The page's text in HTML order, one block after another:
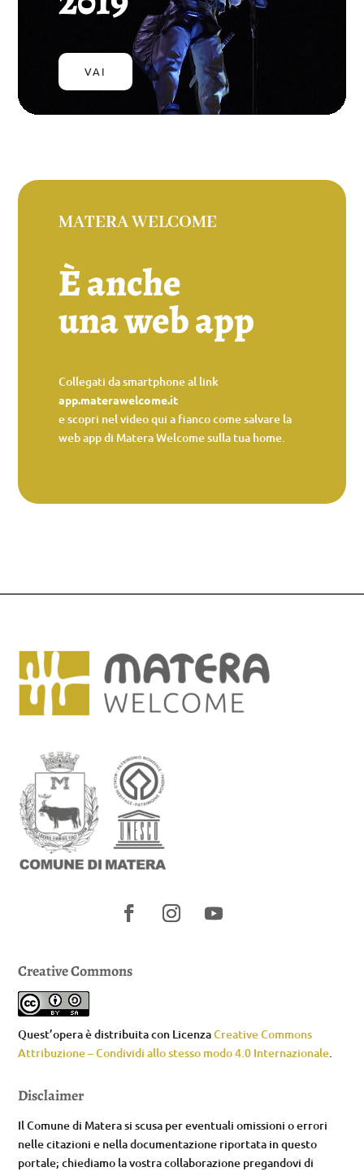
VAI
MATERA WELCOME
È anche
una web app
Collegati da smartphone al link
app.materawelcome.it
e scopri nel video qui a fianco come salvare la
web app di Matera Welcome sulla tua home.
Creative Commons
Quest’opera è distribuita con LicenzaCreative Commons
Attribuzione – Condividi allo stesso modo 4.0 Internazionale.
Disclaimer
Il Comune di Matera si scusa per eventuali omissioni o errori
nelle citazioni e nella documentazione riportata in questo
portale; chiediamo la vostra collaborazione pregandovi di